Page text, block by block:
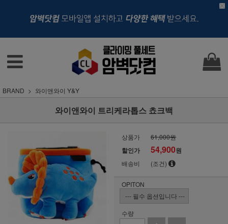
BRAND 와이앤와이 Y&Y
와이앤와이 트리케라톱스 쵸크백
상품가 61,000원
할인가 54,900원
배송비 (조건)
OPITON
수량